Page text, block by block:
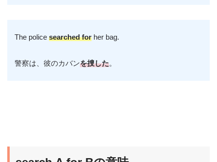
The policesearched for her bag.
警察は、彼のカバンを捜した。